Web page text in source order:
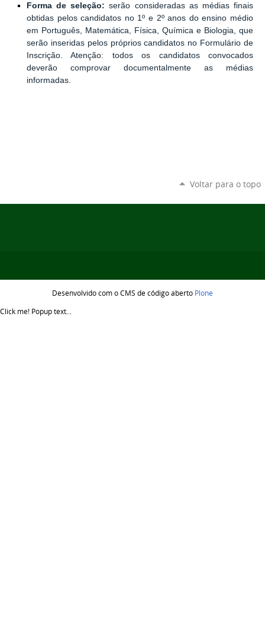
Forma de seleção: serão consideradas as médias finais
obtidas pelos candidatos no 1º e 2º anos do ensino médio
em Português, Matemática, Física, Química e Biologia, que
serão inseridas pelos próprios candidatos no Formulário de
Inscrição. Atenção: todos os candidatos convocados
deverão comprovar documentalmente as médias
informadas.
Voltar para o topo
Desenvolvido com o CMS de código aberto Plone
Click me! Popup text...